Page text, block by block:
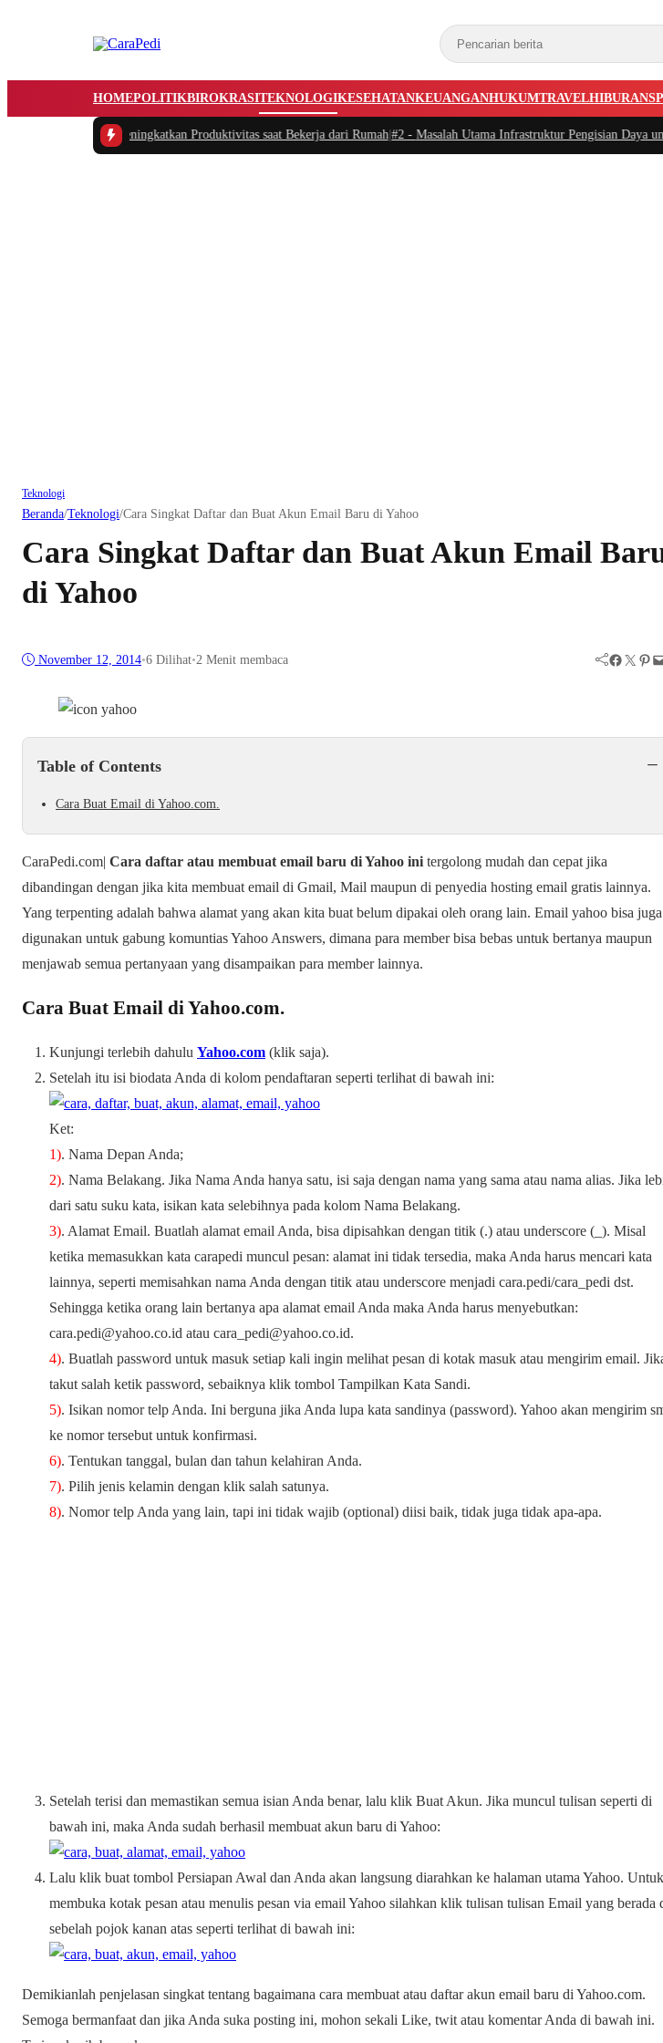
HOMEPOLITIKBIROKRASITEKNOLOGIKESEHATANKEUANGANHUKUMTRAVELHIBURAN
Waktu dan Meningkatkan Produktivitas saat Bekerja dari Rumah|#2 -Masalah Utama Infrastruktur Pengisian Daya
Teknologi
Beranda/Teknologi/Cara Singkat Daftar dan Buat Akun Email Baru di Yahoo
Cara Singkat Daftar dan Buat Akun Email
di Yahoo
November 12, 2014•6 Dilihat•2 Menit membaca Facebook Twitter Pinterest Mail
Table of Contents −
Cara Buat Email di Yahoo.com.
CaraPedi.com| Cara daftar atau membuat email baru di Yahoo initergolong mudah dan cepat jika
dibandingan dengan jika kita membuat email di Gmail, Mail maupun di penyedia hosting email gratis lainnya.
Yang terpenting adalah bahwa alamat yang akan kita buat belum dipakai oleh orang lain. Email yahoo bisa juga
digunakan untuk gabung komuntias Yahoo Answers, dimana para member bisa bebas untuk bertanya maupun
menjawab semua pertanyaan yang disampaikan para member lainnya.
Cara Buat Email di Yahoo.com.
Kunjungi terlebih dahulu Yahoo.com (klik saja).
Setelah itu isi biodata Anda di kolom pendaftaran seperti terlihat di bawah ini:
Ket:
1). Nama Depan Anda;
2). Nama Belakang. Jika Nama Anda hanya satu, isi saja dengan nama yang sama atau nama alias. Jika
dari satu suku kata, isikan kata selebihnya pada kolom Nama Belakang.
3). Alamat Email. Buatlah alamat email Anda, bisa dipisahkan dengan titik (.) atau underscore (_). Misal
ketika memasukkan kata carapedi muncul pesan: alamat ini tidak tersedia, maka Anda harus mencari kata
lainnya, seperti memisahkan nama Anda dengan titik atau underscore menjadi cara.pedi/cara_pedi dst.
Sehingga ketika orang lain bertanya apa alamat email Anda maka Anda harus menyebutkan:
cara.pedi@yahoo.co.id atau cara_pedi@yahoo.co.id.
4). Buatlah password untuk masuk setiap kali ingin melihat pesan di kotak masuk atau mengirim email.
takut salah ketik password, sebaiknya klik tombol Tampilkan Kata Sandi.
5). Isikan nomor telp Anda. Ini berguna jika Anda lupa kata sandinya (password). Yahoo akan mengirim
ke nomor tersebut untuk konfirmasi.
6). Tentukan tanggal, bulan dan tahun kelahiran Anda.
7). Pilih jenis kelamin dengan klik salah satunya.
8). Nomor telp Anda yang lain, tapi ini tidak wajib (optional) diisi baik, tidak juga tidak apa-apa.
Setelah terisi dan memastikan semua isian Anda benar, lalu klik Buat Akun. Jika muncul tulisan seperti di
bawah ini, maka Anda sudah berhasil membuat akun baru di Yahoo:
Lalu klik buat tombol Persiapan Awal dan Anda akan langsung diarahkan ke halaman utama Yahoo. Untuk
membuka kotak pesan atau menulis pesan via email Yahoo silahkan klik tulisan tulisan Email yang berada
sebelah pojok kanan atas seperti terlihat di bawah ini:
Demikianlah penjelasan singkat tentang bagaimana cara membuat atau daftar akun email baru di Yahoo.com.
Semoga bermanfaat dan jika Anda suka posting ini, mohon sekali Like, twit atau komentar Anda di bawah ini.